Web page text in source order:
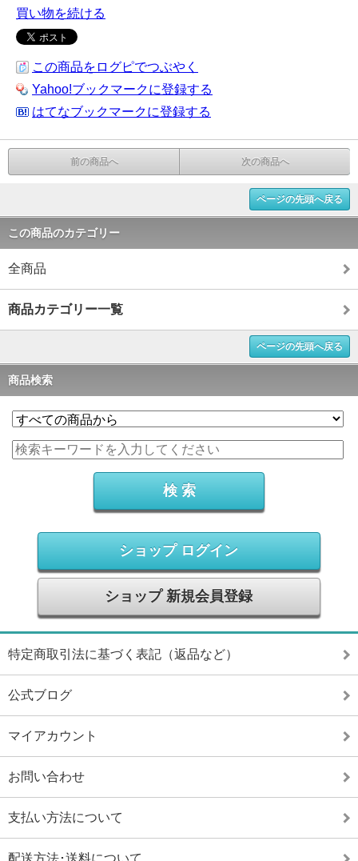
買い物を続ける
この商品をログピでつぶやく
Yahoo!ブックマークに登録する
はてなブックマークに登録する
前の商品へ 次の商品へ
ページの先頭へ戻る
この商品のカテゴリー
全商品
商品カテゴリー一覧
ページの先頭へ戻る
商品検索
ショップ ログイン
ショップ 新規会員登録
特定商取引法に基づく表記（返品など）
公式ブログ
マイアカウント
お問い合わせ
支払い方法について
配送方法･送料について